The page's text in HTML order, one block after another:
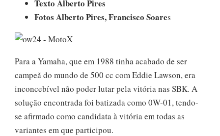
Texto Alberto Pires
Fotos Alberto Pires, Francisco Soares
Para a Yamaha, que em 1988 tinha acabado de ser
campeã do mundo de 500 cc com Eddie Lawson, era
inconcebível não poder lutar pela vitória nas SBK. A
solução encontrada foi batizada como 0W-01, tendo-
se afirmado como candidata à vitória em todas as
variantes em que participou.